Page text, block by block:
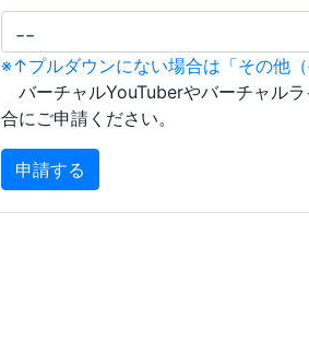
※↑プルダウンにない場合は「その他
バーチャルYouTuberやバーチャル
合にご申請ください。
申請する